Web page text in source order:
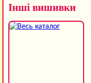
Інші вишивки